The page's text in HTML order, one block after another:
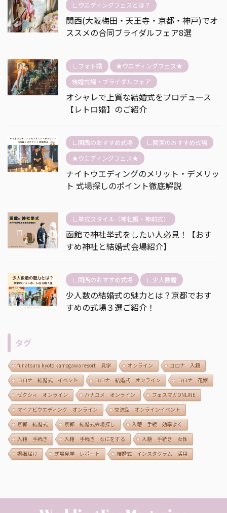
∟ウエディングフェスとは？
関西(大阪梅田・天王寺・京都・神戸)でオ
ススメの合同ブライダルフェア8選
∟フォト婚
★ウエディングフェス★
結婚式場・ブライダルフェア
オシャレで上質な結婚式をプロデュース
【レトロ婚】のご紹介
∟関西のおすすめ式場
∟関東のおすすめ式場
★ウエディングフェス★
ナイトウエディングのメリット・デメリッ
ト 式場探しのポイント徹底解説
∟挙式スタイル（神社婚・神前式）
函館で神社挙式をしたい人必見！【おす
すめ神社と結婚式会場紹介】
∟関西のおすすめ式場 ∟少人数婚
少人数の結婚式の魅力とは？京都でおす
すめの式場３選ご紹介！
タグ
funatsuru kyoto kamogawa resort 見学 オンライン
コロナ 入籍
コロナ 結婚式 イベント
コロナ 結婚式 オンライン
コロナ 花嫁
ゼクシィ オンライン
ハナユメ オンライン
フェスマガONLINE
マイナビウエディング オンライン
交流型 オンラインイベント
京都 結婚式
京都 結婚式会場探し
入籍 手続 効率よく
入籍 手続き
入籍 手続き なにをする
入籍 手続き 女性
婚姻届け
式場見学 レポート 結婚式 インスタグラム 活用